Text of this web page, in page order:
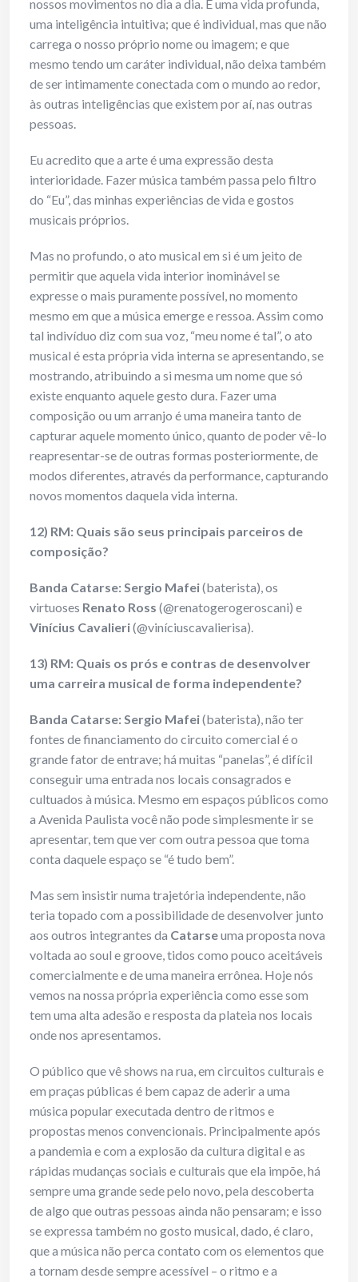
nossos movimentos no dia a dia. É uma vida profunda,
uma inteligência intuitiva; que é individual, mas que não
carrega o nosso próprio nome ou imagem; e que
mesmo tendo um caráter individual, não deixa também
de ser intimamente conectada com o mundo ao redor,
às outras inteligências que existem por aí, nas outras
pessoas.
Eu acredito que a arte é uma expressão desta
interioridade. Fazer música também passa pelo filtro
do “Eu”, das minhas experiências de vida e gostos
musicais próprios.
Mas no profundo, o ato musical em si é um jeito de
permitir que aquela vida interior inominável se
expresse o mais puramente possível, no momento
mesmo em que a música emerge e ressoa. Assim como
tal indivíduo diz com sua voz, “meu nome é tal”, o ato
musical é esta própria vida interna se apresentando, se
mostrando, atribuindo a si mesma um nome que só
existe enquanto aquele gesto dura. Fazer uma
composição ou um arranjo é uma maneira tanto de
capturar aquele momento único, quanto de poder vê-lo
reapresentar-se de outras formas posteriormente, de
modos diferentes, através da performance, capturando
novos momentos daquela vida interna.
12) RM: Quais são seus principais parceiros de
composição?
Banda Catarse: Sergio Mafei(baterista), os
virtuoses Renato Ross (@renatogerogeroscani) e
Vinícius Cavalieri(@viníciuscavalierisa).
13) RM: Quais os prós e contras de desenvolver
uma carreira musical de forma independente?
Banda Catarse: Sergio Mafei(baterista), não ter
fontes de financiamento do circuito comercial é o
grande fator de entrave; há muitas “panelas”, é difícil
conseguir uma entrada nos locais consagrados e
cultuados à música. Mesmo em espaços públicos como
a Avenida Paulista você não pode simplesmente ir se
apresentar, tem que ver com outra pessoa que toma
conta daquele espaço se “é tudo bem”.
Mas sem insistir numa trajetória independente, não
teria topado com a possibilidade de desenvolver junto
aos outros integrantes da Catarseuma proposta nova
voltada ao soul e groove, tidos como pouco aceitáveis
comercialmente e de uma maneira errônea. Hoje nós
vemos na nossa própria experiência como esse som
tem uma alta adesão e resposta da plateia nos locais
onde nos apresentamos.
O público que vê shows na rua, em circuitos culturais e
em praças públicas é bem capaz de aderir a uma
música popular executada dentro de ritmos e
propostas menos convencionais. Principalmente após
a pandemia e com a explosão da cultura digital e as
rápidas mudanças sociais e culturais que ela impõe, há
sempre uma grande sede pelo novo, pela descoberta
de algo que outras pessoas ainda não pensaram; e isso
se expressa também no gosto musical, dado, é claro,
que a música não perca contato com os elementos que
a tornam desde sempre acessível – o ritmo e a